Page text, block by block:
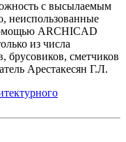
с высылаемым
неиспользованные
ARCHICAD
из числа
брусовиков, сметчиков
Арестакесян Г.Л.